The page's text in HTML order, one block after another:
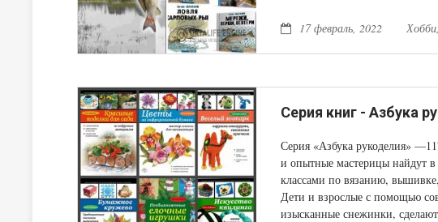
17 февраль, 2022
Серия книг - Азбука
Серия «Азбука рукоделия»
и опытные мастерицы найдут
классами по вязанию,
Дети и взрослые с помощью
изысканные снежинки,